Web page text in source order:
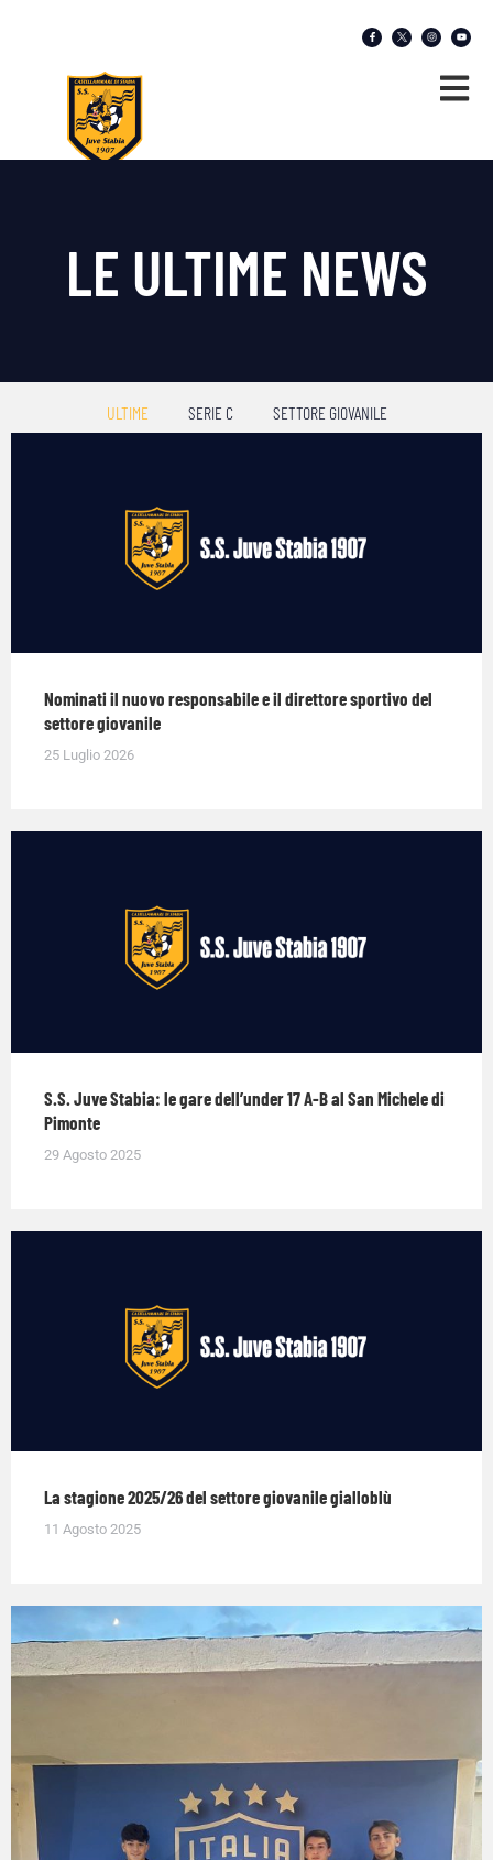
LE ULTIME NEWS
ULTIME SERIE C SETTORE GIOVANILE
Nominati il nuovo responsabile e il direttore sportivo del
settore giovanile
25 Luglio 2026
S.S. Juve Stabia: le gare dell’under 17 A-B al San Michele di
Pimonte
29 Agosto 2025
La stagione 2025/26 del settore giovanile gialloblù
11 Agosto 2025